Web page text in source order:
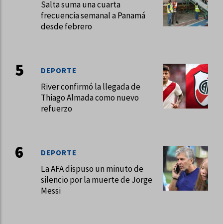
Salta suma una cuarta
frecuencia semanal a Panamá
desde febrero
River confirmó la llegada de
Thiago Almada como nuevo
refuerzo
DEPORTE
La AFA dispuso un minuto de
silencio por la muerte de Jorge
Messi
DEPORTE